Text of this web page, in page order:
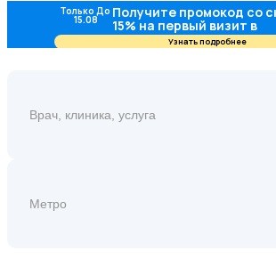
Только До
15.08 Получите промокод со
15% на первый визит в
стоматологию
Узнать подробнее